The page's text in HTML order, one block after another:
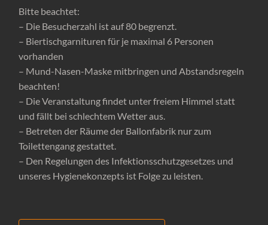
Bitte beachtet:
– Die Besucherzahl ist auf 80 begrenzt.
– Biertischgarnituren für je maximal 6 Personen
vorhanden
– Mund-Nasen-Maske mitbringen und Abstandsregeln
beachten!
– Die Veranstaltung findet unter freiem Himmel statt
und fällt bei schlechtem Wetter aus.
– Betreten der Räume der Ballonfabrik nur zum
Toilettengang gestattet.
– Den Regelungen des Infektionsschutzgesetzes und
unseres Hygienekonzepts ist Folge zu leisten.